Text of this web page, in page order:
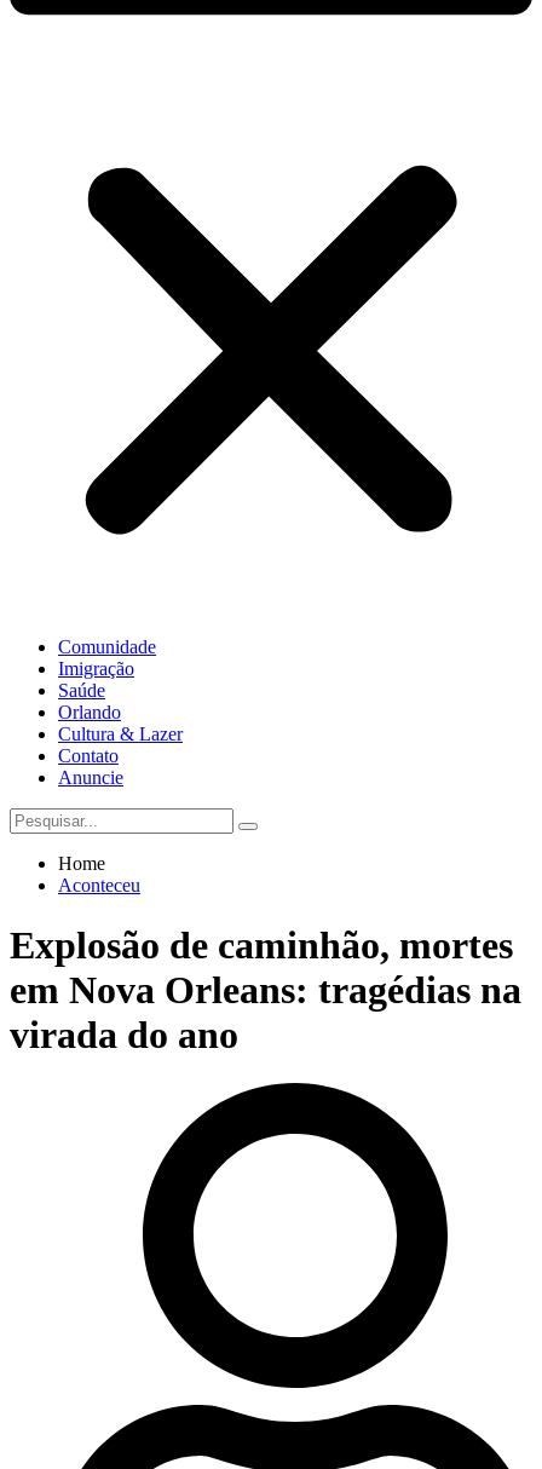
Comunidade
Imigração
Saúde
Orlando
Cultura & Lazer
Contato
Anuncie
Home
Aconteceu
Explosão de caminhão, mortes
em Nova Orleans: tragédias na
virada do ano